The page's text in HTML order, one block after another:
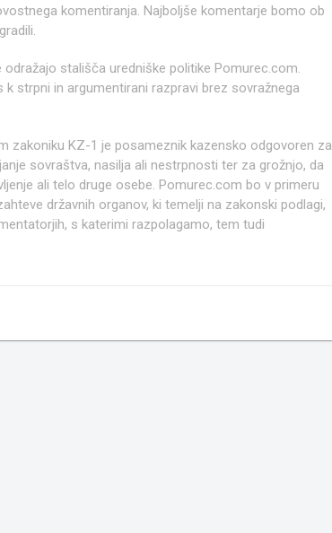
komentiranja. Najboljše komentarje bomo ob
odražajo stališča uredniške politike Pomurec.com.
k strpni in argumentirani razpravi brez sovražnega
zakoniku KZ-1 je posameznik kazensko odgovoren za
sovraštva, nasilja ali nestrpnosti ter za grožnjo, da
ali telo druge osebe. Pomurec.com bo v primeru
državnih organov, ki temelji na zakonski podlagi,
s katerimi razpolagamo, tem tudi